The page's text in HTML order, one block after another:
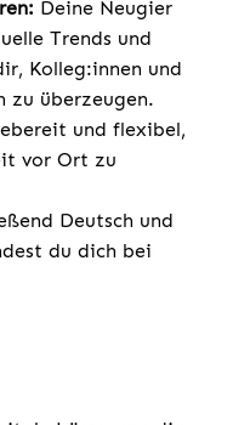
Deine Neugier
Trends und
Kolleg:innen und
zu überzeugen.
und flexibel,
vor Ort zu
Deutsch und
du dich bei